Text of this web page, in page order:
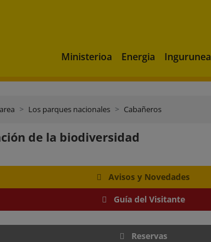
Ministerioa Energia Ingurunea
Los parques nacionales Cabañeros
de la biodiversidad
Avisos y Novedades
Guía del Visitante
Reservas